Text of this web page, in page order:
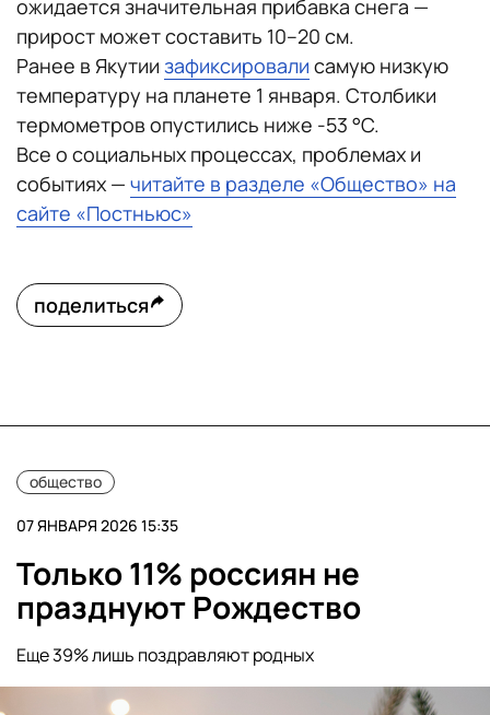
ожидается значительная прибавка снега —
прирост может составить 10–20 см.
Ранее в Якутии зафиксировали самую низкую
температуру на планете 1 января. Столбики
термометров опустились ниже -53 °C.
Все о социальных процессах, проблемах и
событиях — читайте в разделе «Общество» на
сайте «Постньюс»
поделиться
общество
07 ЯНВАРЯ 2026 15:35
Только 11% россиян не
празднуют Рождество
Еще 39% лишь поздравляют родных